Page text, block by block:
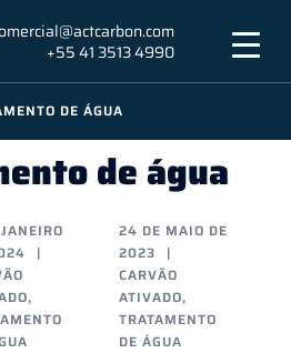
+55 41 3513 4990
DE ÁGUA
de água
,
24 DE MAIO DE
2023
CARVÃO
ATIVADO,
TRATAMENTO
DE ÁGUA